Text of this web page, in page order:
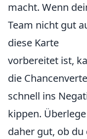
macht. Wenn
Team nicht gut
diese Karte
vorbereitet ist,
die
schnell ins
kippen.
daher gut, ob du